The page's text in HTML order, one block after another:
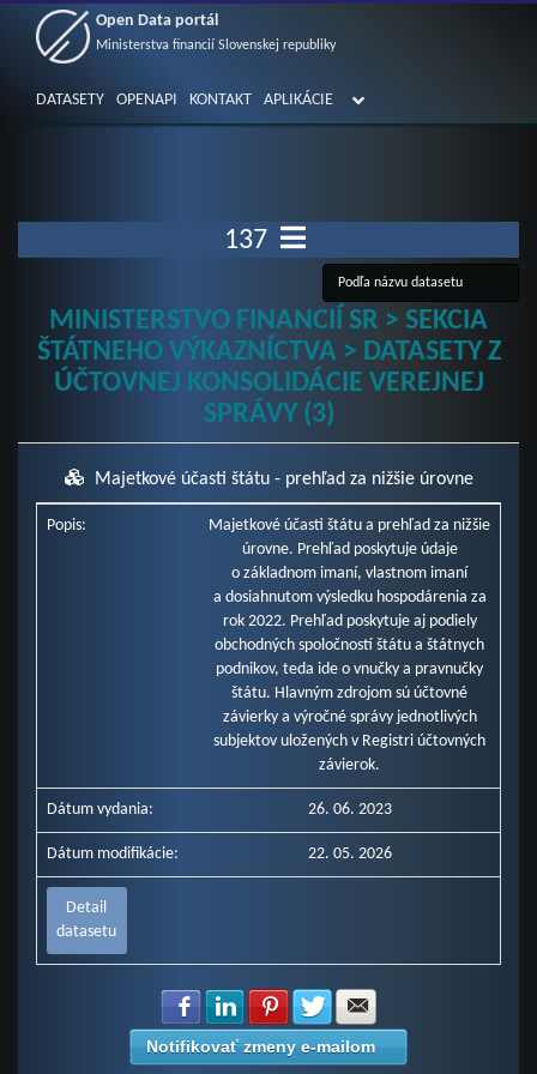
Open Data portál
Ministerstva financií Slovenskej republiky
DATASETY OPENAPI KONTAKT APLIKÁCIE
137
MINISTERSTVO FINANCIÍ SR > SEKCIA
ŠTÁTNEHO VÝKAZNÍCTVA > DATASETY Z
ÚČTOVNEJ KONSOLIDÁCIE VEREJNEJ
SPRÁVY (3)
Majetkové účasti štátu - prehľad za nižšie úrovne
Popis:
Majetkové účasti štátu a prehľad za nižšie
úrovne. Prehľad poskytuje údaje
o základnom imaní, vlastnom imaní
a dosiahnutom výsledku hospodárenia za
rok 2022. Prehľad poskytuje aj podiely
obchodných spoločností štátu a štátnych
podnikov, teda ide o vnučky a pravnučky
štátu. Hlavným zdrojom sú účtovné
závierky a výročné správy jednotlivých
subjektov uložených v Registri účtovných
závierok.
Dátum vydania: 26. 06. 2023
Dátum modifikácie: 22. 05. 2026
Detail
datasetu
Zdielať na Facebook
Zdielať na LinkedIn
Zdielať na Pinterest
Zdielať na Twitter
Notifikovať zmeny e-mailom